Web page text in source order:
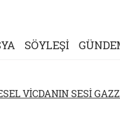
SÖYLEŞİ
VİCDANIN SESİ